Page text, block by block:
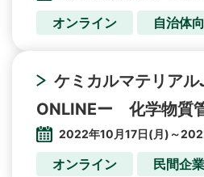
オンライン 自治体
ケミカルマテリア
ONLINEー 化学物質
2022年10月17日(月)～
オンライン 民間企